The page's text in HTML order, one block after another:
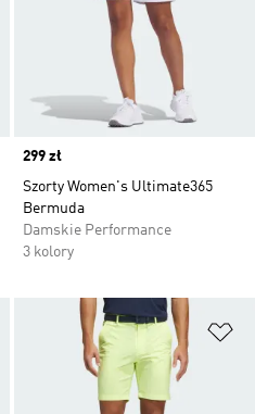
Price
299 zł
Szorty Women's Ultimate365
Bermuda
Damskie Performance
3 kolory
Dodaj do listy życzeń